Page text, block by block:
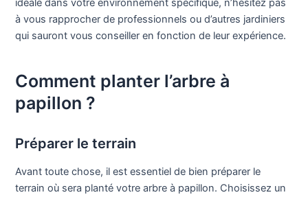
idéale dans votre environnement spécifique, n’hésitez pas
à vous rapprocher de professionnels ou d’autres jardiniers
qui sauront vous conseiller en fonction de leur expérience.
Comment planter l’arbre à
papillon ?
Préparer le terrain
Avant toute chose, il est essentiel de bien préparer le
terrain où sera planté votre arbre à papillon. Choisissez un